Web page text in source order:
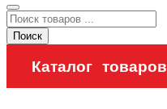
Поиск
Каталог товаров